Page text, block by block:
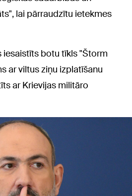
lai pārraudzītu ietekmes
iesaistīts botu tīkls "Štorm
ar viltus ziņu izplatīšanu
ar Krievijas militāro